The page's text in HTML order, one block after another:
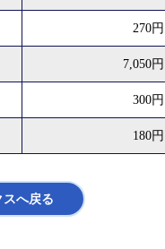
270円
7,050円
300円
180円
スへ戻る